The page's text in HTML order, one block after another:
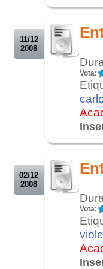
11/12
2008
Vota:
02/12
2008
Vota: